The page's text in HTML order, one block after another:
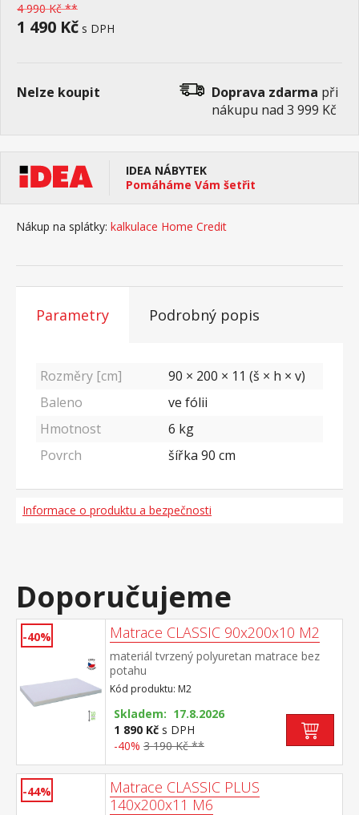
4 990 Kč **
1 490 Kč s DPH
Nelze koupit Doprava zdarma při
nákupu nad 3 999 Kč
IDEA NÁBYTEK
Pomáháme Vám šetřit
Nákup na splátky: kalkulace Home Credit
Parametry Podrobný popis
Rozměry [cm]
90 × 200 × 11 (š × h × v)
Baleno
ve fólii
Hmotnost
6 kg
Povrch
šířka 90 cm
Informace o produktu a bezpečnosti
Doporučujeme
-40% Matrace CLASSIC 90x200x10 M2
materiál tvrzený polyuretan matrace bez
potahu
Kód produktu: M2
Skladem: 17.8.2026
1 890 Kč s DPH
-40% 3 190 Kč **
-44%
Matrace CLASSIC PLUS
140x200x11 M6